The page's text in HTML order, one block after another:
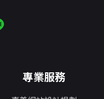
專業服務